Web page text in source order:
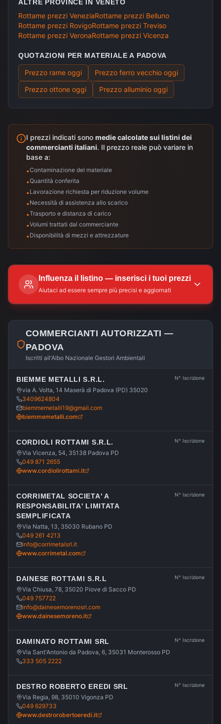
ALTRE PROVINCE IN VENETO
Rottame prezzi VeneziaRottame prezzi Belluno
Rottame prezzi RovigoRottame prezzi Treviso
Rottame prezzi VeronaRottame prezzi Vicenza
QUOTAZIONI PER MATERIALE A PADOVA
Prezzo rame oggi Prezzo ferro vecchio oggi
Prezzo ottone oggi Prezzo alluminio oggi
I prezzi indicati sono medie calcolate sui listini dei
commercianti italiani. Il prezzo reale può variare in
base a:
•Contaminazione del materiale
•Quantità conferita
•Lavorazione richiesta per riduzione volume
•Necessità di assistenza allo scarico
•Trasporto e distanza di carico
•Volumi trattati dal commerciante
•Disponibilità di mezzi e attrezzature
Influenza il listino — inserisci i tuoi prezzi
Aiutaci ad essere sempre più precisi e aggiornati
COMMERCIANTI AUTORIZZATI —
PADOVA
Iscritti all'Albo Nazionale Gestori Ambientali
BIEMME METALLI S.R.L.
via A. Volta, 14 Maserà di Padova (PD) 35020
3409624804
biemmemetalli19@gmail.com
biemmemetalli.com
N° Iscrizione
CORDIOLI ROTTAMI S.R.L.
Via Vicenza, 54, 35138 Padova PD
049 871 2655
www.cordiolirottami.it
N° Iscrizione
CORRIMETAL SOCIETA' A
RESPONSABILITA' LIMITATA
SEMPLIFICATA
Via Natta, 13, 35030 Rubano PD
049 261 4213
info@corrimetalsrl.it
www.corrimetal.com
N° Iscrizione
DAINESE ROTTAMI S.R.L
Via Chiusa, 78, 35020 Piove di Sacco PD
049 757722
info@dainesemorenosrl.com
www.dainesemoreno.it
N° Iscrizione
DAMINATO ROTTAMI SRL
Via Sant'Antonio da Padova, 6, 35031 Monterosso PD
333 505 2222
N° Iscrizione
DESTRO ROBERTO EREDI SRL
Via Regia, 98, 35010 Vigonza PD
049 629733
www.destrorobertoeredi.it
N° Iscrizione